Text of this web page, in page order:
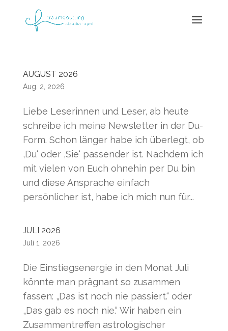
AUGUST 2026
Aug. 2, 2026
Liebe Leserinnen und Leser, ab heute
schreibe ich meine Newsletter in der Du-
Form. Schon länger habe ich überlegt, ob
‚Du‘ oder ‚Sie‘ passender ist. Nachdem ich
mit vielen von Euch ohnehin per Du bin
und diese Ansprache einfach
persönlicher ist, habe ich mich nun für...
JULI 2026
Juli 1, 2026
Die Einstiegsenergie in den Monat Juli
könnte man prägnant so zusammen
fassen: „Das ist noch nie passiert.“ oder
„Das gab es noch nie.“ Wir haben ein
Zusammentreffen astrologischer